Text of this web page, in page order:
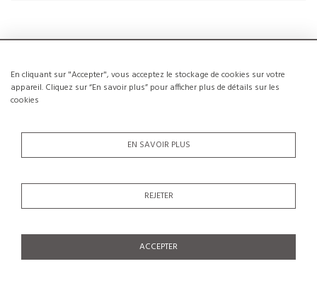
En cliquant sur "Accepter", vous acceptez le stockage de cookies sur votre
appareil. Cliquez sur “En savoir plus” pour afficher plus de détails sur les
cookies
EN SAVOIR PLUS
REJETER
ACCEPTER
NOUVEAUX CLIENTS
La création d’un compte a de nombreux avantages: sauvegarder la liste de vos
CRÉER UN COMPTE